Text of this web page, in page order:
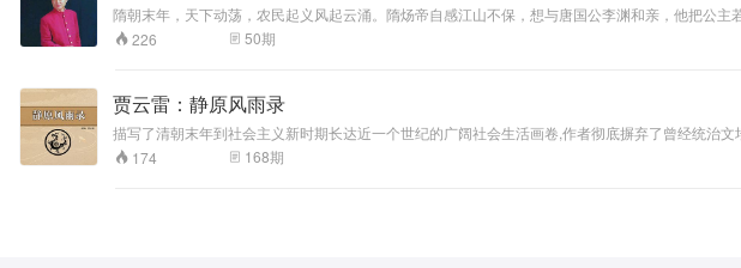
隋朝末年，天下动荡，农民起义风起云涌。隋炀帝自感江山不保，想与唐国公李渊和亲，他把公
有功，被封为秦王，而嫡兄李建成被封为太子。此时宫中形成了两大政治势力。李世民南征北战
大政治势力，展开了明争暗斗。
226 50期
贾云雷：静原风雨录
描写了清朝末年到社会主义新时期长达近一个世纪的广阔社会生活画卷,作者彻底摒弃了曾经统治
意识,确切认定了人的个体价值的实现,揭示了人类共通的自由和民主、生存和发展的愿望,赞美了
174 168期